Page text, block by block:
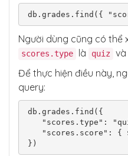
Người dùng cũng có thể
scores.type là quiz và
Để thực hiện điều này,
query:
db.grades.find({